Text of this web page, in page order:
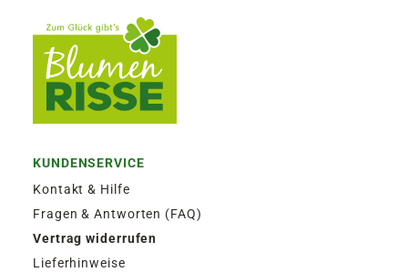
KUNDENSERVICE
Kontakt & Hilfe
Fragen & Antworten (FAQ)
Vertrag widerrufen
Lieferhinweise